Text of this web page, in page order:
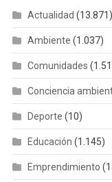
Actualidad (13.871)
Ambiente (1.037)
Comunidades
Conciencia
Deporte (10)
Educación (1.145)
Emprendimiento